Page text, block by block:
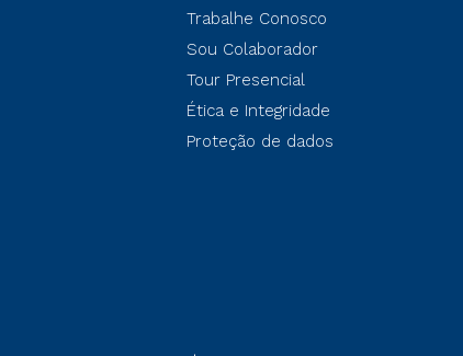
Trabalhe Conosco
Sou Colaborador
Tour Presencial
Ética e Integridade
Proteção de dados